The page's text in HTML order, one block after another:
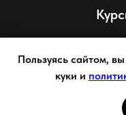
Работаем
Пользуясь сайтом,
куки и